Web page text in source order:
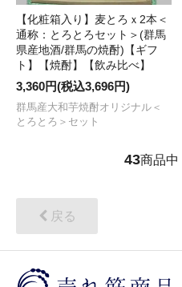
【化粧箱入り】麦とろｘ2本＜
通称：とろとろセット＞(群馬
県産地酒/群馬の焼酎)【ギフ
ト】【焼酎】【飲み比べ】
3,360円(税込3,696円)
群馬産大和芋焼酎オリジナル＜
とろとろ＞セット
43商品中
戻る